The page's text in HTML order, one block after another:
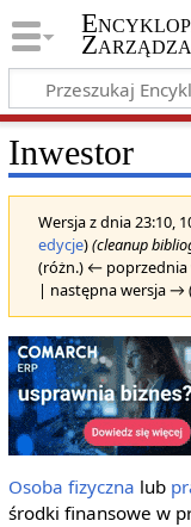
Inwestor
Wersja z dnia 23:10,
edycje)(cleanup
(różn.) ← poprzednia
| następna wersja →
Osoba fizyczna lub
środki finansowe w